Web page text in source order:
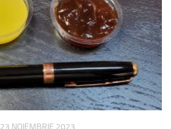
23 NOIEMBRIE 2023